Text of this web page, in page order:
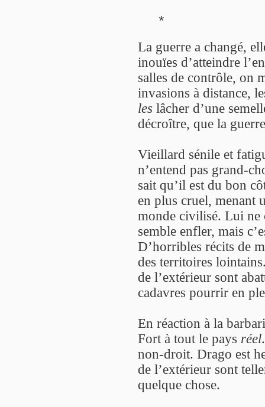
*
La guerre a changé,
inouïes d’atteindre
salles de contrôle, on
invasions à distance,
les lâcher d’une
décroître, que la
Vieillard sénile et
n’entend pas grand-
sait qu’il est du bon
en plus cruel, menant
monde civilisé. Lui ne
semble enfler, mais
D’horribles récits de
des territoires
de l’extérieur sont
cadavres pourrir en
En réaction à la
Fort à tout le pays réel
non-droit. Drago est
de l’extérieur sont
quelque chose.